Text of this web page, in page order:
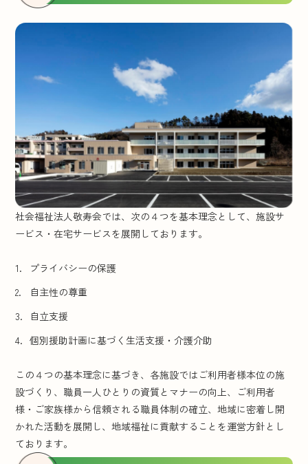
社会福祉法人敬寿会では、次の４つを基本理念として、施設サ
ービス・在宅サービスを展開しております。
プライバシーの保護
自主性の尊重
自立支援
個別援助計画に基づく生活支援・介護介助
この４つの基本理念に基づき、各施設ではご利用者様本位の施
設づくり、職員一人ひとりの資質とマナーの向上、ご利用者
様・ご家族様から信頼される職員体制の確立、地域に密着し開
かれた活動を展開し、地域福祉に貢献することを運営方針とし
ております。